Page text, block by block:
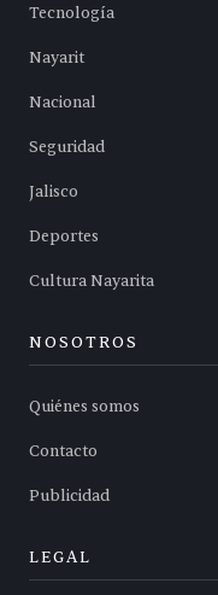
Tecnología
Nayarit
Nacional
Seguridad
Jalisco
Deportes
Cultura Nayarita
NOSOTROS
Quiénes somos
Contacto
Publicidad
LEGAL